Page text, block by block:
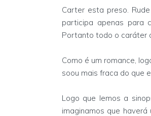
Carter esta preso.
participa apenas para
Portanto todo o caráter
Como é um romance,
soou mais fraca do que
Logo que lemos a
imaginamos que